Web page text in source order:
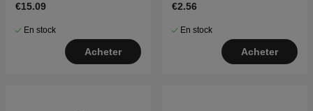
€15.09
En stock
Acheter
€2.56
En stock
Acheter